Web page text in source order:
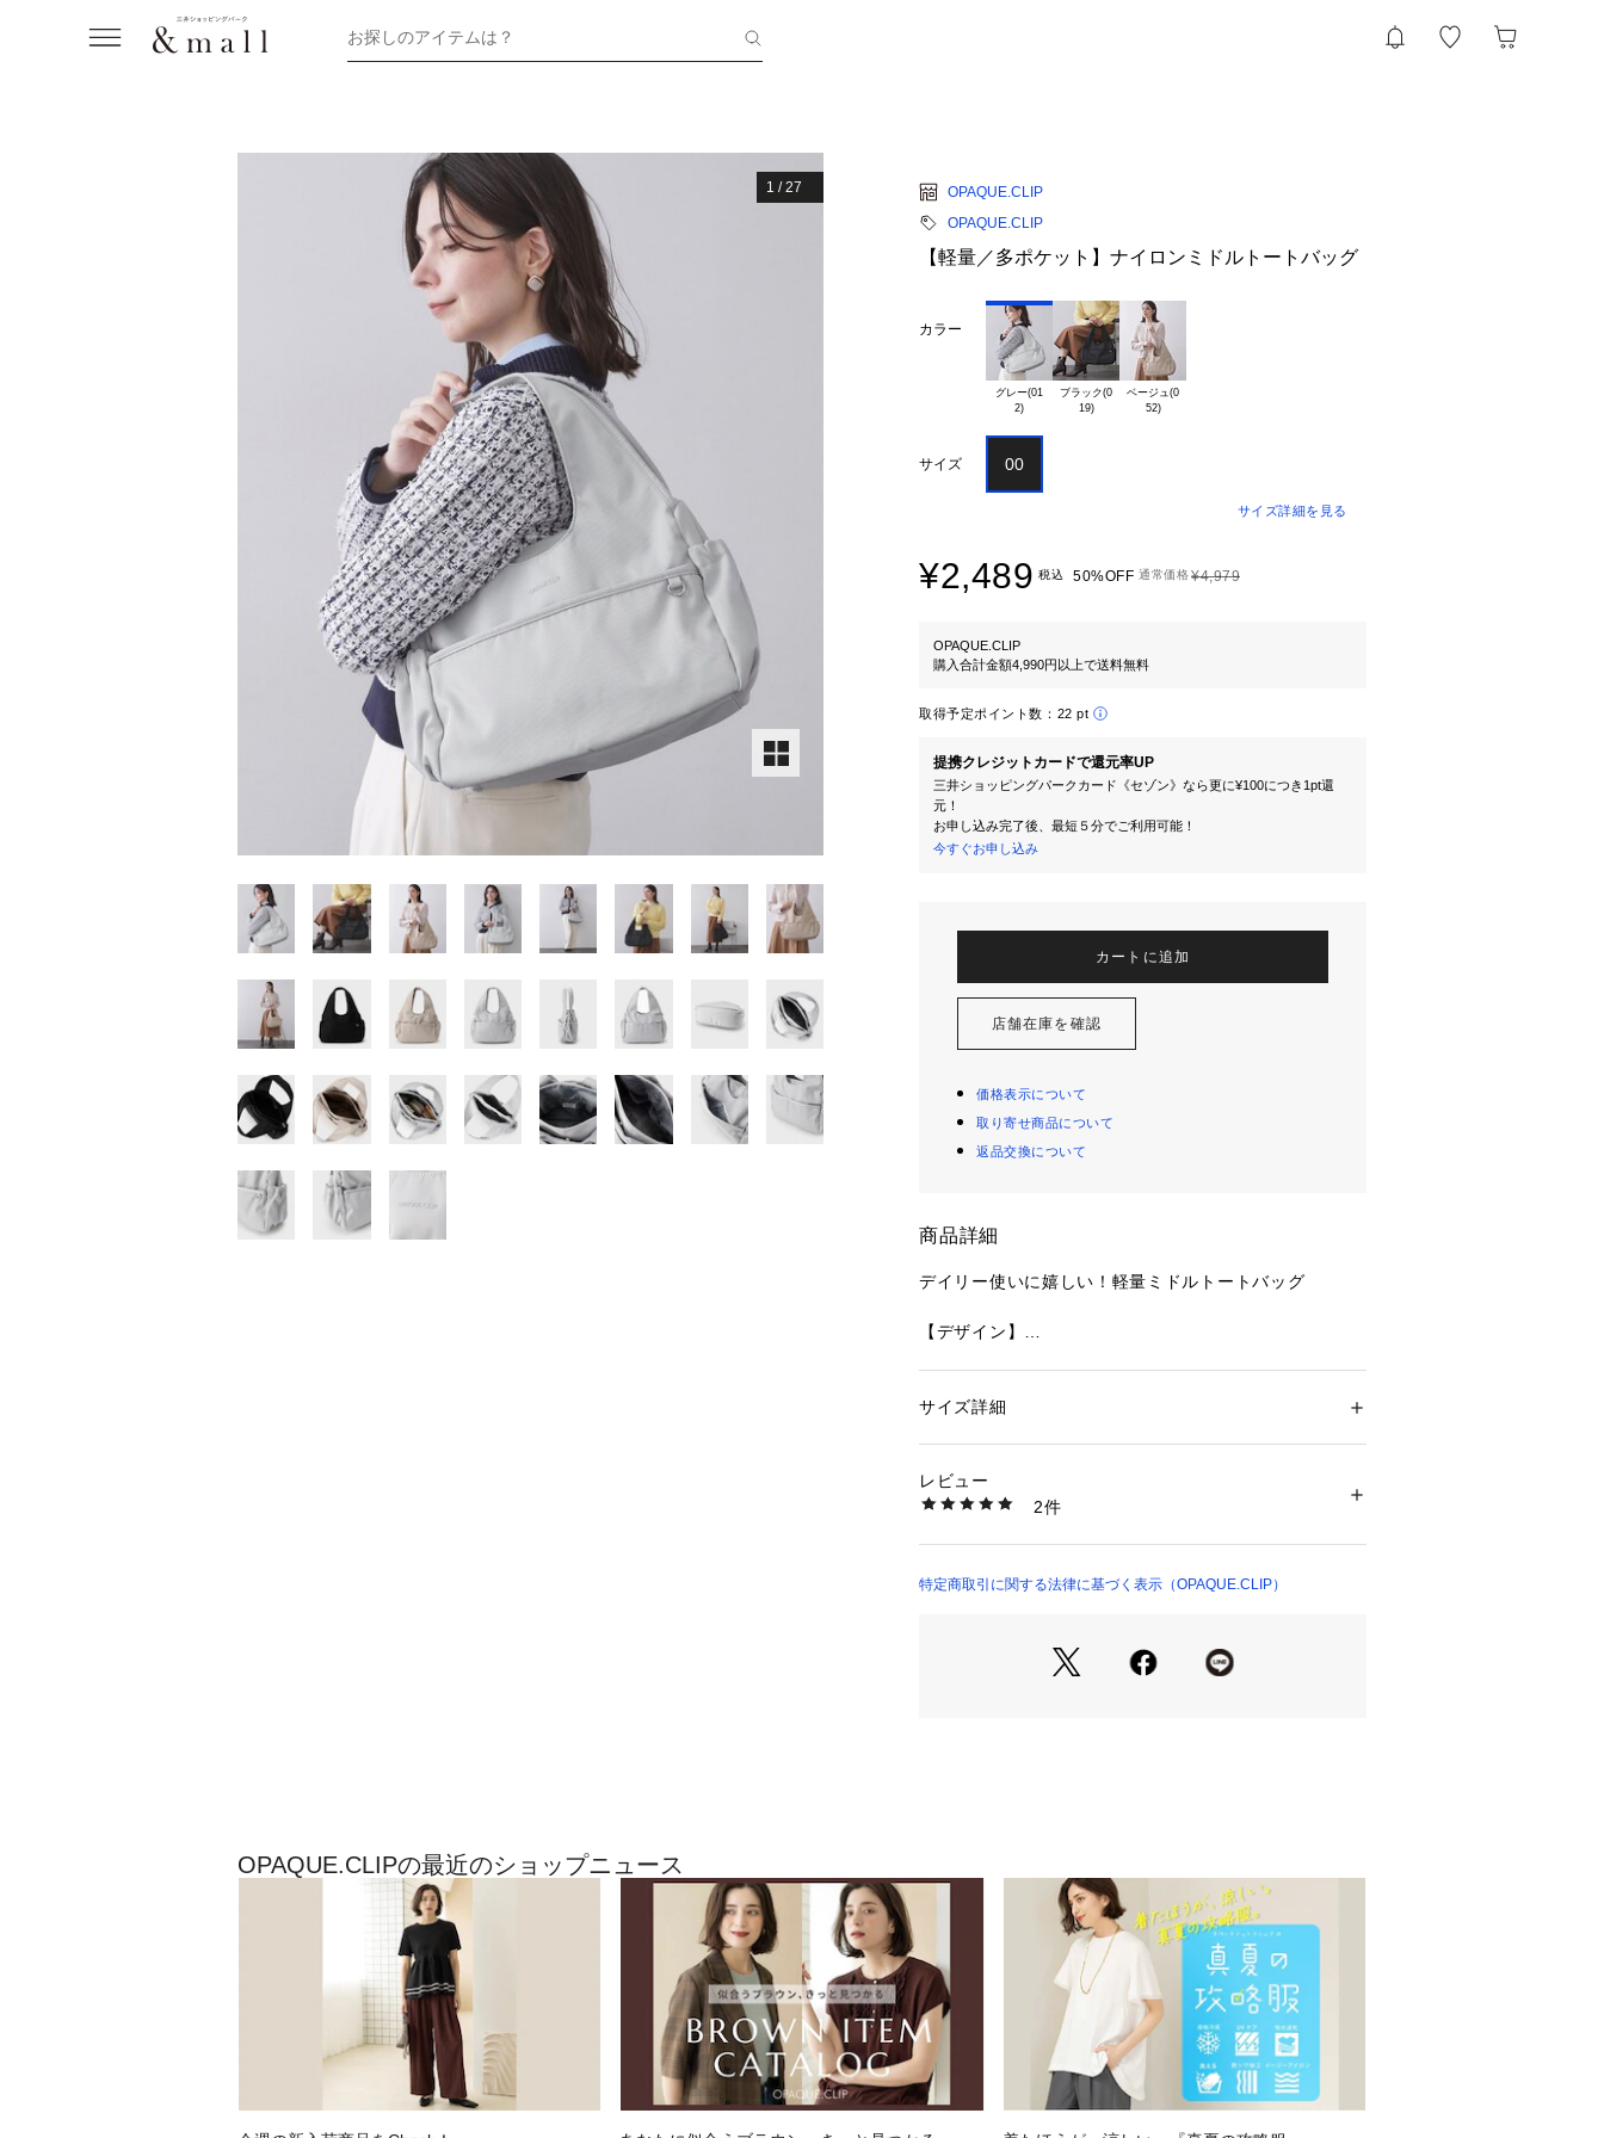
お探しのアイテムは？
1 /27
OPAQUE.CLIP
OPAQUE.CLIP
【軽量／多ポケット】ナイロンミドルトートバッグ
カラー
グレー(01
ブラック(0
19)
ベージュ(0
52)
サイズ 00
サイズ詳細を見る
¥2,489 税込 50%OFF 通常価格¥4,979
OPAQUE.CLIP
購入合計金額4,990円以上で送料無料
取得予定ポイント数： 22 pt
提携クレジットカードで還元率UP
三井ショッピングパークカード《セゾン》なら更に¥100につき1pt還
元！
お申し込み完了後、最短５分でご利用可能！
今すぐお申し込み
カートに追加
店舗在庫を確認
価格表示について
取り寄せ商品について
返品交換について
商品詳細
デイリー使いに嬉しい！軽量ミドルトートバッグ
【デザイン】
・本体内側は仕切られた3層仕様で、荷物が仕分けやす
傘などの収納に便利で、本体フロントのファスナーポケ
ットや背面ポケットはスマートフォンやカードケースな
（うち、外ポケット：4、外ファスナーポケット：1、内
・デイリー使いに嬉しい加工を施したポリエステル素材
※完全防水ではありません。
※縫製部分から水が浸入することがあります。
※この効果は永久的なものではありません。
※照明の関係により、実際よりも色味が違って見える場
合があります。また、パソコン・スマートフォンなどの
環境により、若干製品と画像のカラーが異なる場合もご
ざいます。
性別：レディース
商品番号：
C71-15013 （ショップ）
サイズ詳細
レビュー
2件
特定商取引に関する法律に基づく表示（OPAQUE.CLIP）
OPAQUE.CLIPの最近のショップニュース